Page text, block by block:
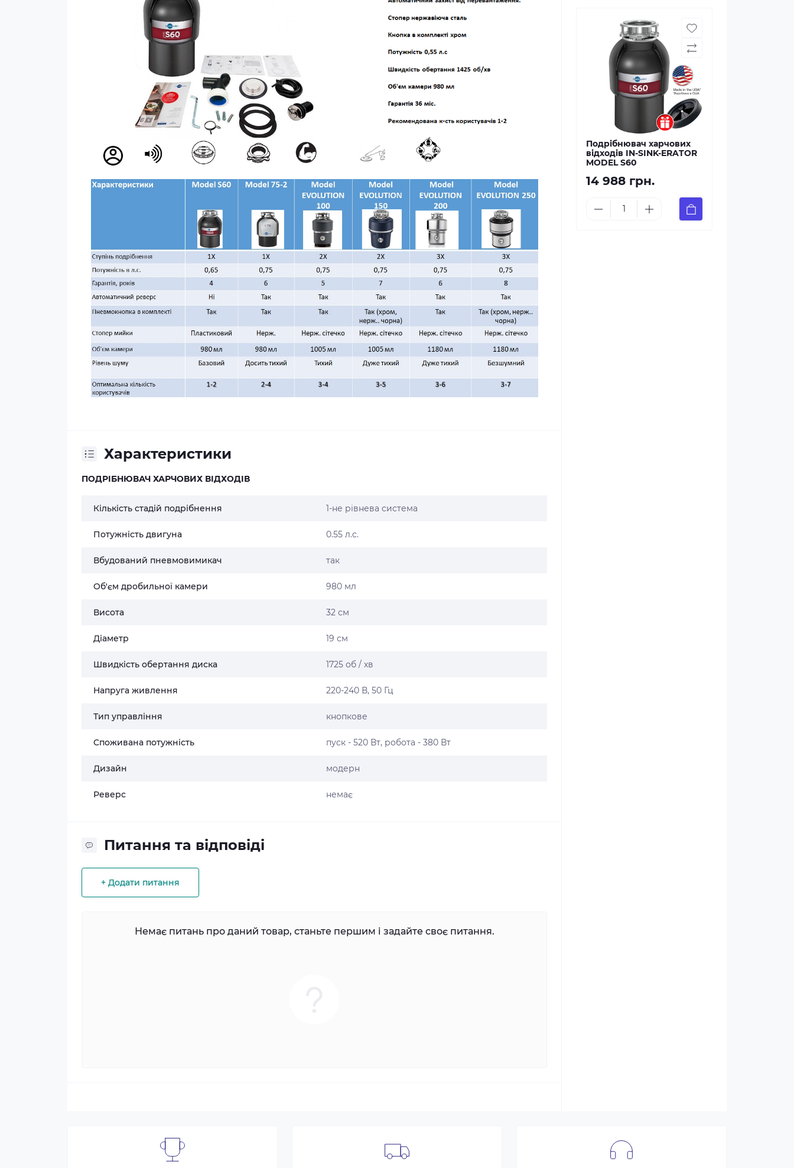
Характеристики
ПОДРІБНЮВАЧ ХАРЧОВИХ ВІДХОДІВ
Кількість стадій подрібнення 1-не рівнева система
Потужність двигуна 0.55 л.с.
Вбудований пневмовимикач так
Об'єм дробильної камери 980 мл
Висота 32 см
Діаметр 19 см
Швидкість обертання диска 1725 об / хв
Напруга живлення 220-240 В, 50 Гц
Тип управління кнопкове
Споживана потужність пуск - 520 Вт, робота - 380 Вт
Дизайн модерн
Реверс немає
Питання та відповіді
+ Додати питання
Немає питань про даний товар, станьте першим і задайте своє питання.
Подрібнювач харчових
відходів IN-SINK-ERATOR
MODEL S60
14 988 грн.